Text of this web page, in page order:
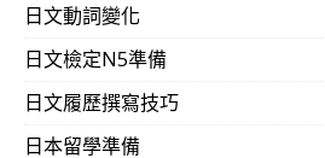
日文動詞變化
日文檢定N5準備
日文履歷撰寫技巧
日本留學準備